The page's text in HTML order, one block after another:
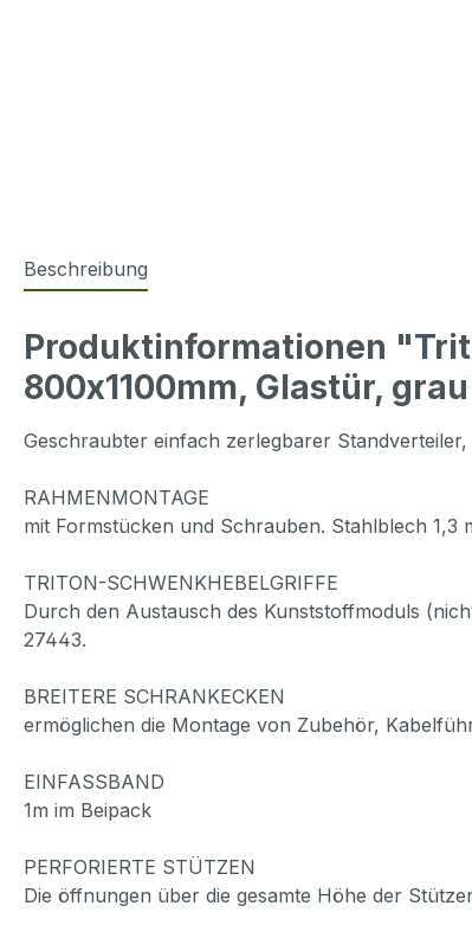
Beschreibung
Produktinformationen
800x1100mm, Glastür,
Geschraubter einfach zerlegbarer
RAHMENMONTAGE
mit Formstücken und Schrauben. Stahlblech 1,3
TRITON-SCHWENKHEBELGRIFFE
Durch den Austausch des Kunststoffmoduls
27443.
BREITERE SCHRANKECKEN
ermöglichen die Montage von Zubehör,
EINFASSBAND
1m im Beipack
PERFORIERTE STÜTZEN
Die öffnungen über die gesamte Höhe der